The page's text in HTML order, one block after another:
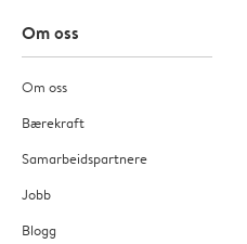
Om oss
Om oss
Bærekraft
Samarbeidspartnere
Jobb
Blogg